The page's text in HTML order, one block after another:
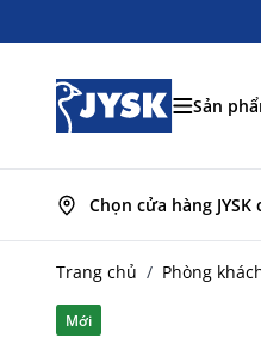
Sản
Chọn cửa hàng JYSK
Trang chủ / Phòng
Mới